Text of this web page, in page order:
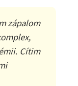
zápalom
Cítim